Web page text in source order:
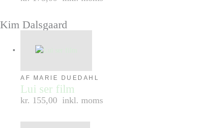
Kim Dalsgaard
AF MARIE DUEDAHL
Lui ser film
kr. 155,00 inkl. moms